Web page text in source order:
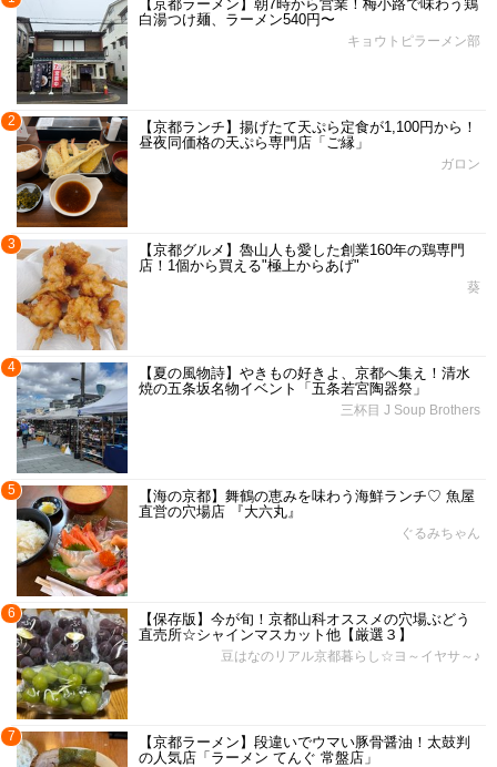
【京都ラーメン】朝7時から営業！梅小路で味わう鶏
白湯つけ麺、ラーメン540円〜
キョウトピラーメン部
2
【京都ランチ】揚げたて天ぷら定食が1,100円から！
昼夜同価格の天ぷら専門店「ご縁」
ガロン
3
【京都グルメ】魯山人も愛した創業160年の鶏専門
店！1個から買える"極上からあげ"
葵
4
【夏の風物詩】やきもの好きよ、京都へ集え！清水
焼の五条坂名物イベント「五条若宮陶器祭」
三杯目 J Soup Brothers
5
【海の京都】舞鶴の恵みを味わう海鮮ランチ♡ 魚屋
直営の穴場店 『大六丸』
ぐるみちゃん
6
【保存版】今が旬！京都山科オススメの穴場ぶどう
直売所☆シャインマスカット他【厳選３】
豆はなのリアル京都暮らし☆ヨ～イヤサ～♪
7
【京都ラーメン】段違いでウマい豚骨醤油！太鼓判
の人気店「ラーメン てんぐ 常盤店」